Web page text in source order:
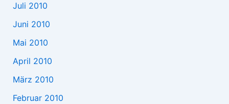
Juli 2010
Juni 2010
Mai 2010
April 2010
März 2010
Februar 2010